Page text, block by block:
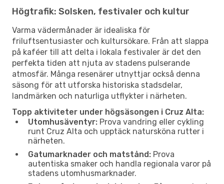
Högtrafik: Solsken, festivaler och kultur
Varma vädermånader är idealiska för
friluftsentusiaster och kultursökare. Från att slappa
på kaféer till att delta i lokala festivaler är det den
perfekta tiden att njuta av stadens pulserande
atmosfär. Många resenärer utnyttjar också denna
säsong för att utforska historiska stadsdelar,
landmärken och naturliga utflykter i närheten.
Topp aktiviteter under högsäsongen i Cruz Alta:
Utomhusäventyr: Prova vandring eller cykling
runt Cruz Alta och upptäck natursköna rutter i
närheten.
Gatumarknader och matstånd: Prova
autentiska smaker och handla regionala varor på
stadens utomhusmarknader.